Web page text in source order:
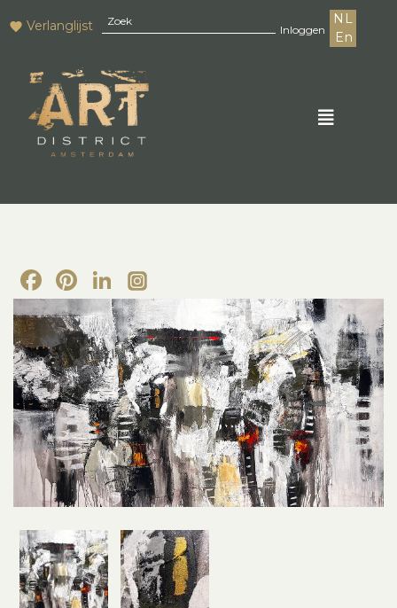
Verlanglijst Inloggen
NL
En
Facebook
Pinterest
LinkedIn